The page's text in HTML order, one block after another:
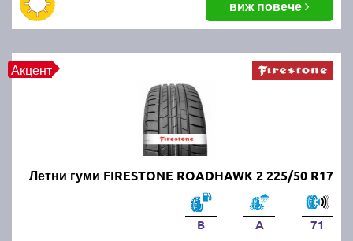
виж повече
Акцент
Летни гуми FIRESTONE ROADHAWK 2 225/50 R17
B A 71